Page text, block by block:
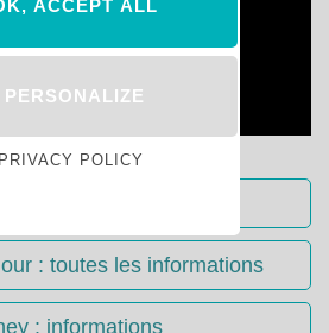
guide complet
: toutes les informations
: informations
ACCEPT ALL
PERSONALIZE
PRIVACY POLICY